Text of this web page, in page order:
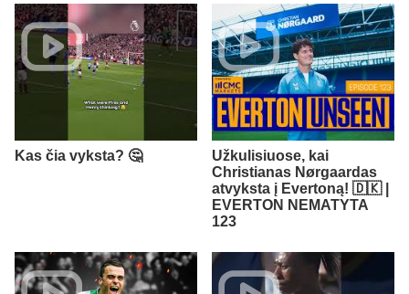
Kas čia vyksta? 🤔
Užkulisiuose, kai
Christianas Nørgaardas
atvyksta į Evertoną! 🇩🇰 |
EVERTON NEMATYTA
123